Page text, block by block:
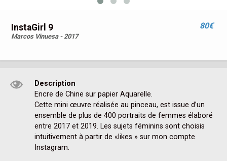
InstaGirl 9
Marcos Vinuesa - 2017
80€
Description
Encre de Chine sur papier Aquarelle.
Cette mini œuvre réalisée au pinceau, est issue d’un
ensemble de plus de 400 portraits de femmes élaboré
entre 2017 et 2019. Les sujets féminins sont choisis
intuitivement à partir de «likes » sur mon compte
Instagram.